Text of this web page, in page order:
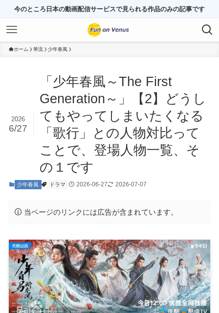
今のところ日本の動画配信サービスで見られる作品のみの記事です
ホーム 華流 少年春風
「少年春風～The First
Generation～」【2】どうし
てもやってしまいたくなる
「歌行」との人物対比って
ことで、登場人物一覧、そ
の１です
2026
6/27
少年春風 ドラマ 2026-06-27 2026-07-07
当ページのリンクには広告が含まれています。